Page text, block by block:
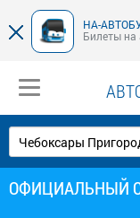
НА-
Билеты на
ОФИЦИАЛЬНЫЙ